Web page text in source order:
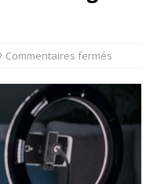
Commentaires fermés